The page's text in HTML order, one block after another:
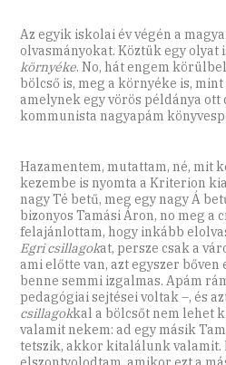
Az egyik iskolai év végén a
olvasmányokat. Köztük egy olyat
környéke. No, hát engem
bölcső is, meg a környéke is,
amelynek egy vörös példánya
kommunista nagyapám
Hazamentem, mutattam, né, mit
kezembe is nyomta a Kriterion
nagy Té betű, meg egy nagy Á
bizonyos Tamási Áron, no meg a
felajánlottam, hogy inkább
Egri csillagokat, persze csak a
ami előtte van, azt egyszer
benne semmi izgalmas. Apám
pedagógiai sejtései voltak –, és
csillagokkal a bölcsőt nem lehet
valamit nekem: ad egy másik
tetszik, akkor kitalálunk valamit.